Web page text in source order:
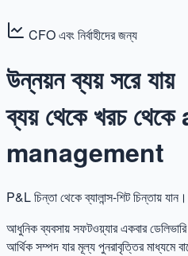
CFO এবং নির্বাহীদের জন্য
উন্নয়ন ব্যয় সরে যায়
ব্যয় থেকে খরচ
management
P&L চিন্তা থেকে ব্যালান্স-শিট চিন্তায় যান।
আধুনিক ব্যবসায় সফটওয়্যার একবার
আর্থিক সম্পদ যার মূল্য পুনরাবৃত্তির মাধ্যমে